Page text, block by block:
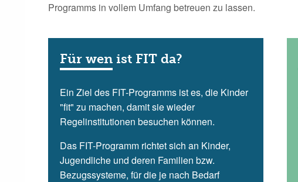
Programms in vollem Umfang betreuen zu lassen.
Für wen ist FIT da?
Ein Ziel des FIT-Programms ist es, die Kinder
"fit" zu machen, damit sie wieder
Regelinstitutionen besuchen können.
Das FIT-Programm richtet sich an Kinder,
Jugendliche und deren Familien bzw.
Bezugssysteme, für die je nach Bedarf